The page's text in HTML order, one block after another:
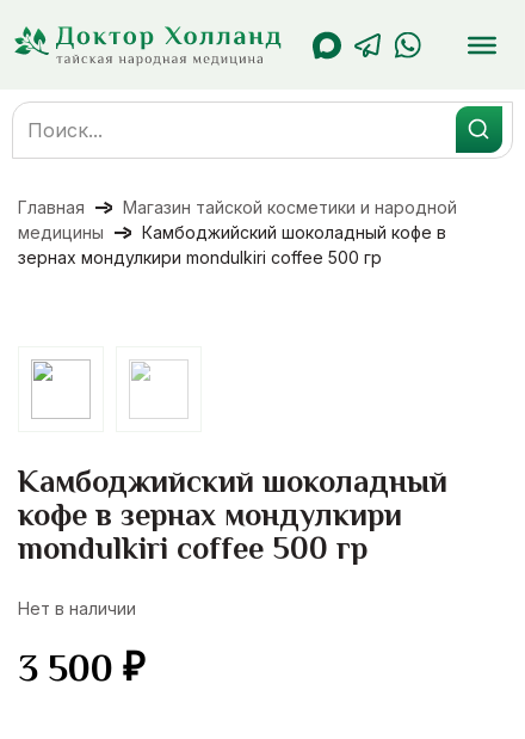
содержанию
Search
for:
Главная
Магазин тайской косметики и народной
медицины
Камбоджийский шоколадный кофе в
зернах мондулкири mondulkiri coffee 500 гр
Камбоджийский шоколадный
кофе в зернах мондулкири
mondulkiri coffee 500 гр
Нет в наличии
3 500₽